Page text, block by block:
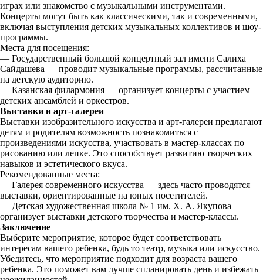
играх или знакомство с музыкальными инструментами.
Концерты могут быть как классическими, так и современными,
включая выступления детских музыкальных коллективов и шоу-
программы.
Места для посещения:
— Государственный большой концертный зал имени Салиха
Сайдашева — проводит музыкальные программы, рассчитанные
на детскую аудиторию.
— Казанская филармония — организует концерты с участием
детских ансамблей и оркестров.
Выставки и арт-галереи
Выставки изобразительного искусства и арт-галереи предлагают
детям и родителям возможность познакомиться с
произведениями искусства, участвовать в мастер-классах по
рисованию или лепке. Это способствует развитию творческих
навыков и эстетического вкуса.
Рекомендованные места:
— Галерея современного искусства — здесь часто проводятся
выставки, ориентированные на юных посетителей.
— Детская художественная школа № 1 им. Х. А. Якупова —
организует выставки детского творчества и мастер-классы.
Заключение
Выберите мероприятие, которое будет соответствовать
интересам вашего ребенка, будь то театр, музыка или искусство.
Убедитесь, что мероприятие подходит для возраста вашего
ребенка. Это поможет вам лучше спланировать день и избежать